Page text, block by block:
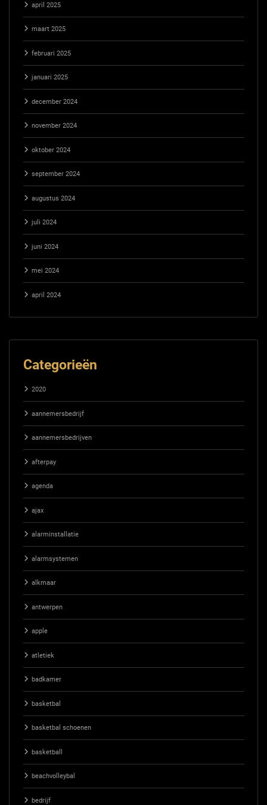
april 2025
maart 2025
februari 2025
januari 2025
december 2024
november 2024
oktober 2024
september 2024
augustus 2024
juli 2024
juni 2024
mei 2024
april 2024
Categorieën
2020
aannemersbedrijf
aannemersbedrijven
afterpay
agenda
ajax
alarminstallatie
alarmsystemen
alkmaar
antwerpen
apple
atletiek
badkamer
basketbal
basketbal schoenen
basketball
beachvolleybal
bedrijf